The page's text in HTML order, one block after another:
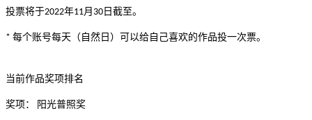
投票将于2022年11月30日截至。
* 每个账号每天（自然日）可以给自己喜欢的作品投一次票。
当前作品奖项排名
奖项： 阳光普照奖